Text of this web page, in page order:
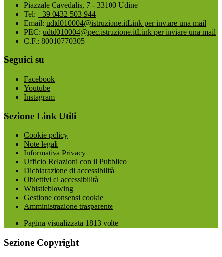
Piazzale Cavedalis, 7 - 33100 Udine
Tel: +39 0432 503 944
Email: udtd010004@istruzione.itLink per inviare una mail
PEC: udtd010004@pec.istruzione.itLink per inviare una mail
C.F.: 80010770305
Seguici su
Facebook
Youtube
Instagram
Sezione Link Utili
Cookie policy
Note legali
Informativa Privacy
Ufficio Relazioni con il Pubblico
Dichiarazione di accessibilità
Obiettivi di accessibilità
Whistleblowing
Gestione consensi cookie
Amministrazione trasparente
Pagina visualizzata 1813 volte
Sezione Copyright